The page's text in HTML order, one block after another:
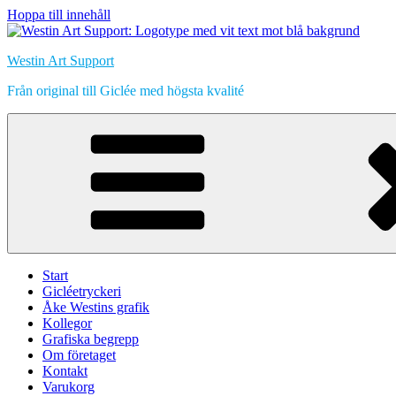
Hoppa till innehåll
Westin Art Support
Från original till Giclée med högsta kvalité
Start
Gicléetryckeri
Åke Westins grafik
Kollegor
Grafiska begrepp
Om företaget
Kontakt
Varukorg